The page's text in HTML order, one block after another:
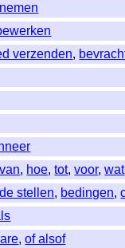
verzenden,
, hoe,tot,voor,wat
stellen, bedingen,
,of alsof